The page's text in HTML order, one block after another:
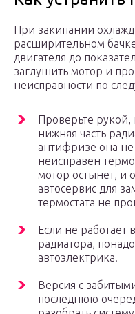
При закипании
расширительном
двигателя до
заглушить мотор и
неисправности по
Проверьте рукой,
нижняя часть
антифризе она не
неисправен
мотор остынет, и
автосервис для
термостата не
Если не работает
радиатора,
автоэлектрика.
Версия с
последнюю